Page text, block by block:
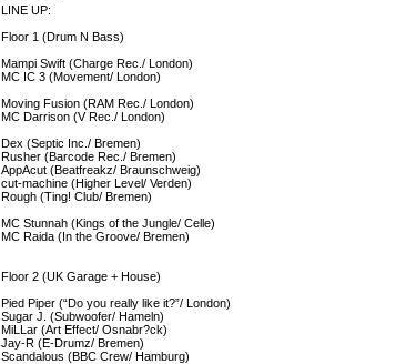
LINE UP:
Floor 1 (Drum N Bass)
Mampi Swift (Charge Rec./ London)
MC IC 3 (Movement/ London)
Moving Fusion (RAM Rec./ London)
MC Darrison (V Rec./ London)
Dex (Septic Inc./ Bremen)
Rusher (Barcode Rec./ Bremen)
AppAcut (Beatfreakz/ Braunschweig)
cut-machine (Higher Level/ Verden)
Rough (Ting! Club/ Bremen)
MC Stunnah (Kings of the Jungle/ Celle)
MC Raida (In the Groove/ Bremen)
Floor 2 (UK Garage + House)
Pied Piper (“Do you really like it?”/ London)
Sugar J. (Subwoofer/ Hameln)
MiLLar (Art Effect/ Osnabr?ck)
Jay-R (E-Drumz/ Bremen)
Scandalous (BBC Crew/ Hamburg)